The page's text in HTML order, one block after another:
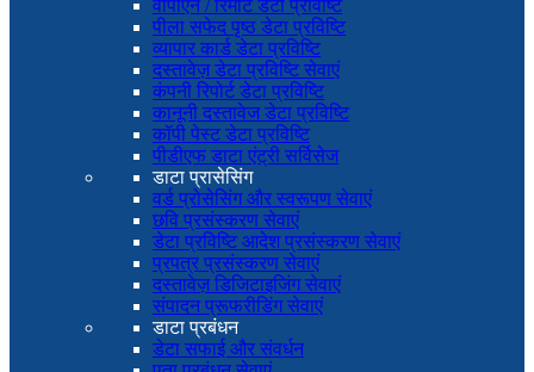
वीपीएन / रिमोट डेटा प्रविष्टि
पीला सफेद पृष्ठ डेटा प्रविष्टि
व्यापार कार्ड डेटा प्रविष्टि
दस्तावेज़ डेटा प्रविष्टि सेवाएं
कंपनी रिपोर्ट डेटा प्रविष्टि
कानूनी दस्तावेज डेटा प्रविष्टि
कॉपी पेस्ट डेटा प्रविष्टि
पीडीएफ डाटा एंट्री सर्विसेज
डाटा प्रासेसिंग
वर्ड प्रोसेसिंग और स्वरूपण सेवाएं
छवि प्रसंस्करण सेवाएं
डेटा प्रविष्टि आदेश प्रसंस्करण सेवाएं
प्रपत्र प्रसंस्करण सेवाएं
दस्तावेज़ डिजिटाइजिंग सेवाएं
संपादन प्रूफरीडिंग सेवाएं
डाटा प्रबंधन
डेटा सफाई और संवर्धन